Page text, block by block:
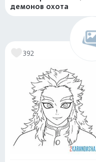
демонов охота
392